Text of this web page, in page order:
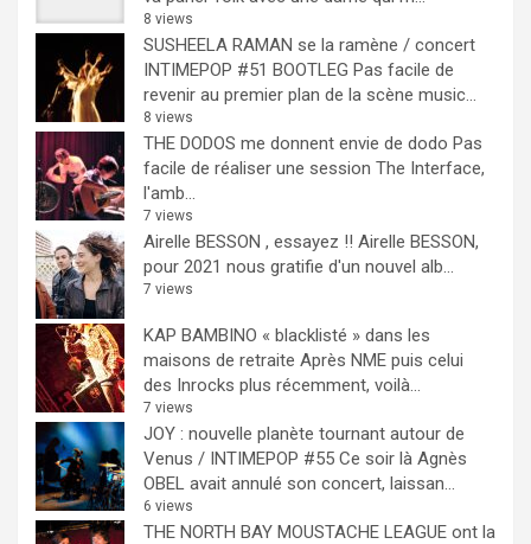
8 views
SUSHEELA RAMAN se la ramène / concert
INTIMEPOP #51 BOOTLEG Pas facile de
revenir au premier plan de la scène music...
8 views
THE DODOS me donnent envie de dodo Pas
facile de réaliser une session The Interface,
l'amb...
7 views
Airelle BESSON , essayez !! Airelle BESSON,
pour 2021 nous gratifie d'un nouvel alb...
7 views
KAP BAMBINO « blacklisté » dans les
maisons de retraite Après NME puis celui
des Inrocks plus récemment, voilà...
7 views
JOY : nouvelle planète tournant autour de
Venus / INTIMEPOP #55 Ce soir là Agnès
OBEL avait annulé son concert, laissan...
6 views
THE NORTH BAY MOUSTACHE LEAGUE ont la